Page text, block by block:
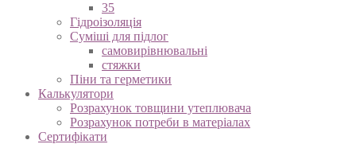
35
Гідроізоляція
Суміші для підлог
самовирівнювальні
стяжки
Піни та герметики
Калькулятори
Розрахунок товщини утеплювача
Розрахунок потреби в матеріалах
Сертифікати